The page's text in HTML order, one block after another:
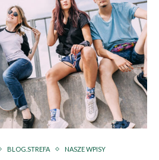
BLOG.STREFA NASZE WPISY